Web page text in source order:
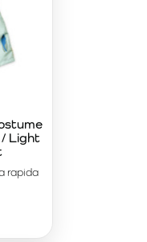
rapida
Light